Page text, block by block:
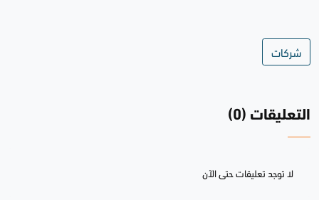
شركات
التعليقات (0)
لا توجد تعليقات حتى الآن